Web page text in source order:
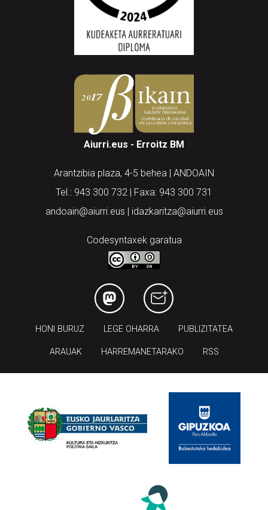
Aiurri.eus - Erroitz BM
Arantzibia plaza, 4-5 behea | ANDOAIN
Tel.: 943 300 732 | Faxa: 943 300 731
andoain@aiurri.eus | idazkaritza@aiurri.eus
Codesyntaxek garatua
HONI BURUZ LEGE OHARRA PUBLIZITATEA
ARAUAK HARREMANETARAKO RSS